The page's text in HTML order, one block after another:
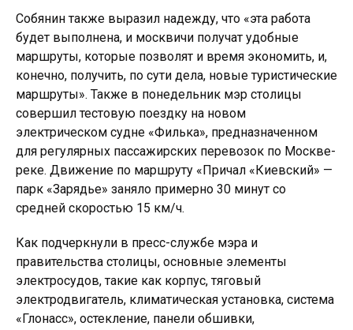
Собянин также выразил надежду, что «эта работа
будет выполнена, и москвичи получат удобные
маршруты, которые позволят и время экономить, и,
конечно, получить, по сути дела, новые туристические
маршруты». Также в понедельник мэр столицы
совершил тестовую поездку на новом
электрическом судне «Филька», предназначенном
для регулярных пассажирских перевозок по Москве-
реке. Движение по маршруту «Причал «Киевский» —
парк «Зарядье» заняло примерно 30 минут со
средней скоростью 15 км/ч.
Как подчеркнули в пресс-службе мэра и
правительства столицы, основные элементы
электросудов, такие как корпус, тяговый
электродвигатель, климатическая установка, система
«Глонасс», остекление, панели обшивки,